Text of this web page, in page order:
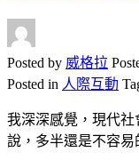
Posted by 威格拉
Posted in 人際互動
我深深感覺，現代
說，多半還是不容